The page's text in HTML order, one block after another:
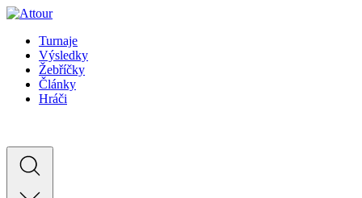
Turnaje
Výsledky
Žebříčky
Články
Hráči